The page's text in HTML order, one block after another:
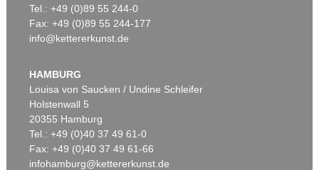
Auktion 525 - Lot 232
Ergebnis:€ 2.905.000
Tel.: +49 (0)89 55 244-0
Fax: +49 (0)89 55 244-177
info@kettererkunst.de
HAMBURG
Louisa von Saucken / Undine Schleifer
Holstenwall 5
20355 Hamburg
Tel.: +49 (0)40 37 49 61-0
Fax: +49 (0)40 37 49 61-66
infohamburg@kettererkunst.de